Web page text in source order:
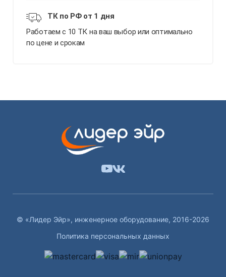
ТК по РФ от 1 дня
Работаем с 10 ТК на ваш выбор или оптимально
по цене и срокам
© «Лидер Эйр», инженерное оборудование, 2016-2026
Политика персональных данных